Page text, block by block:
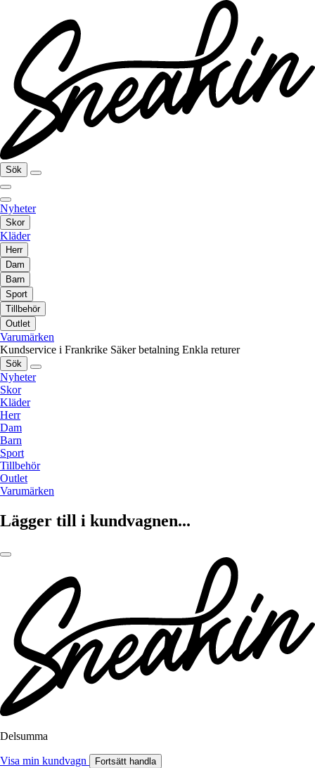
Sök
Nyheter
Skor
Kläder
Herr
Dam
Barn
Sport
Tillbehör
Outlet
Varumärken
Kundservice i Frankrike Säker betalning Enkla returer
Sök
Nyheter
Skor
Kläder
Herr
Dam
Barn
Sport
Tillbehör
Outlet
Varumärken
Lägger till i kundvagnen...
Delsumma
Visa min kundvagn Fortsätt handla